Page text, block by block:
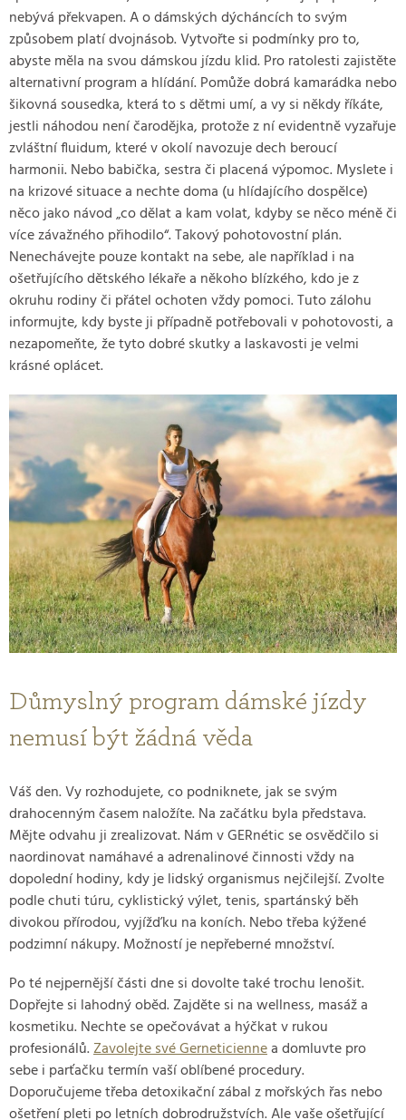
nebývá překvapen. A o dámských dýcháncích to svým
způsobem platí dvojnásob. Vytvořte si podmínky pro to,
abyste měla na svou dámskou jízdu klid. Pro ratolesti zajistěte
alternativní program a hlídání. Pomůže dobrá kamarádka nebo
šikovná sousedka, která to s dětmi umí, a vy si někdy říkáte,
jestli náhodou není čarodějka, protože z ní evidentně vyzařuje
zvláštní fluidum, které v okolí navozuje dech beroucí
harmonii. Nebo babička, sestra či placená výpomoc. Myslete i
na krizové situace a nechte doma (u hlídajícího dospělce)
něco jako návod „co dělat a kam volat, kdyby se něco méně či
více závažného přihodilo“. Takový pohotovostní plán.
Nenechávejte pouze kontakt na sebe, ale například i na
ošetřujícího dětského lékaře a někoho blízkého, kdo je z
okruhu rodiny či přátel ochoten vždy pomoci. Tuto zálohu
informujte, kdy byste ji případně potřebovali v pohotovosti, a
nezapomeňte, že tyto dobré skutky a laskavosti je velmi
krásné oplácet.
Důmyslný program dámské jízdy
nemusí být žádná věda
Váš den. Vy rozhodujete, co podniknete, jak se svým
drahocenným časem naložíte. Na začátku byla představa.
Mějte odvahu ji zrealizovat. Nám v GERnétic se osvědčilo si
naordinovat namáhavé a adrenalinové činnosti vždy na
dopolední hodiny, kdy je lidský organismus nejčilejší. Zvolte
podle chuti túru, cyklistický výlet, tenis, spartánský běh
divokou přírodou, vyjížďku na koních. Nebo třeba kýžené
podzimní nákupy. Možností je nepřeberné množství.
Po té nejpernější části dne si dovolte také trochu lenošit.
Dopřejte si lahodný oběd. Zajděte si na wellness, masáž a
kosmetiku. Nechte se opečovávat a hýčkat v rukou
profesionálů.Zavolejte své Gerneticiennea domluvte pro
sebe i parťačku termín vaší oblíbené procedury.
Doporučujeme třeba detoxikační zábal z mořských řas nebo
ošetření pleti po letních dobrodružstvích. Ale vaše ošetřující